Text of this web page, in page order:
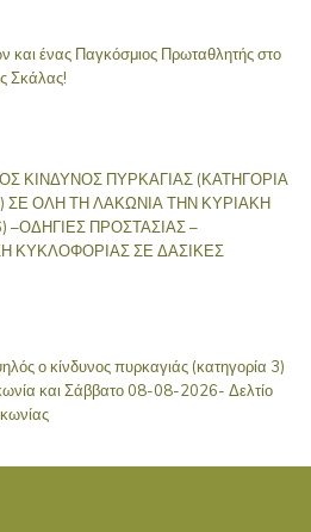
και ένας Παγκόσμιος Πρωταθλητής στο
Σκάλας!
ΚΙΝΔΥΝΟΣ ΠΥΡΚΑΓΙΑΣ (ΚΑΤΗΓΟΡΙΑ
ΣΕ ΟΛΗ ΤΗ ΛΑΚΩΝΙΑ ΤΗΝ ΚΥΡΙΑΚΗ
–ΟΔΗΓΙΕΣ ΠΡΟΣΤΑΣΙΑΣ –
ΚΥΚΛΟΦΟΡΙΑΣ ΣΕ ΔΑΣΙΚΕΣ
ο κίνδυνος πυρκαγιάς (κατηγορία 3)
και Σάββατο 08-08-2026- Δελτίο